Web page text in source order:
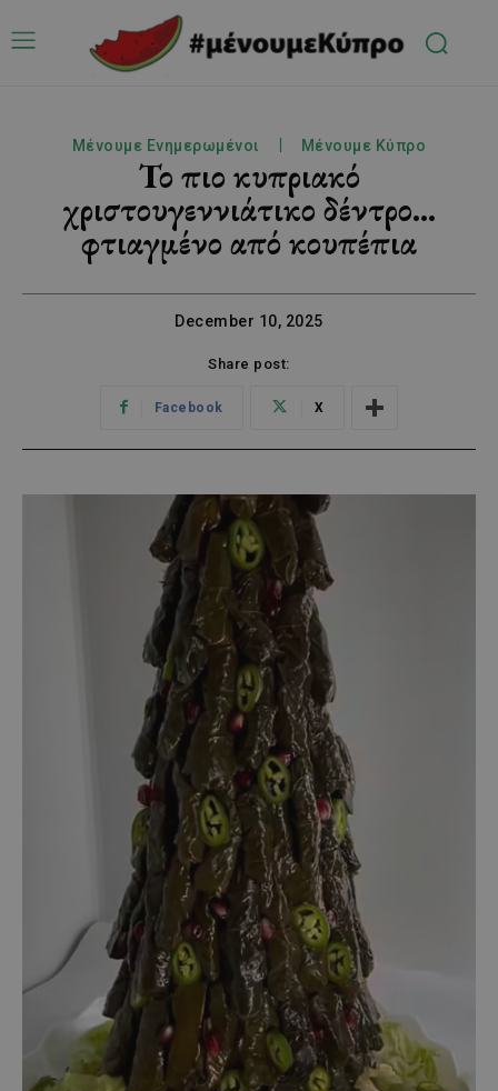
Μένουμε Ενημερωμένοι Μένουμε Κύπρο
Το πιο κυπριακό
χριστουγεννιάτικο δέντρο…
φτιαγμένο από κουπέπια
December 10, 2025
Share post:
Facebook X